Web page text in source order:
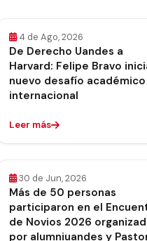
4 de Ago, 2026
De Derecho Uandes a
Harvard: Felipe Bravo
nuevo desafío académico
internacional
Leer más
30 de Jun, 2026
Más de 50 personas
participaron en el
de Novios 2026
por alumniuandes y